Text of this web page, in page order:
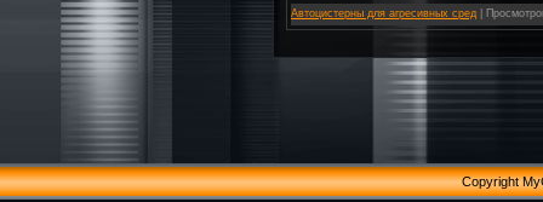
Автоцистерны для агресивных сред
Copyright